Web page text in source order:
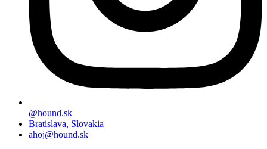
@hound.sk
Bratislava, Slovakia
ahoj@hound.sk